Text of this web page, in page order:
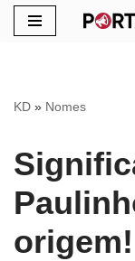
conteúdo
KD » Nomes
origem!